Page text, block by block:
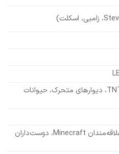
برج دیده‌بانی، TNT، دیوارهای متحرک، حیوانات
کودکان خلاق، علاقه‌مندان Minecraft، دوست‌داران